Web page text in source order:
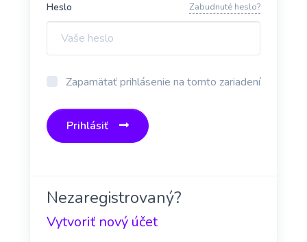
Heslo Zabudnuté heslo?
Zapamätať prihlásenie na tomto zariadení
Prihlásiť
Nezaregistrovaný?
Vytvoriť nový účet